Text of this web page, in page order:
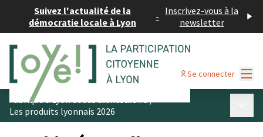
Suivez l'actualité de la
démocratie locale à Lyon
- Inscrivez-vous à la
newsletter
Se connecter
Fabriqué à Lyon et ses alentours #3/
Les produits lyonnais 2026